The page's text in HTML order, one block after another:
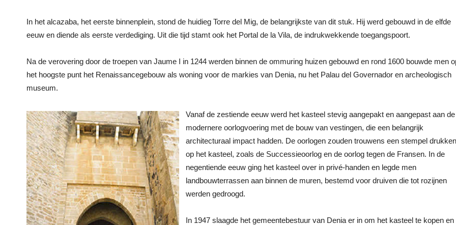
In het alcazaba, het eerste binnenplein, stond de huidieg Torre del Mig, de belangrijkste van dit stuk. Hij werd gebouwd in de elfde
eeuw en diende als eerste verdediging. Uit die tijd stamt ook het Portal de la Vila, de indrukwekkende toegangspoort.
Na de verovering door de troepen van Jaume I in 1244 werden binnen de ommuring huizen gebouwd en rond 1600 bouwde men
het hoogste punt het Renaissancegebouw als woning voor de markies van Denia, nu het Palau del Governador en archeologisch
museum.
Vanaf de zestiende eeuw werd het kasteel stevig aangepakt en aangepast aan de
modernere oorlogvoering met de bouw van vestingen, die een belangrijk
architecturaal impact hadden. De oorlogen zouden trouwens een stempel drukken
op het kasteel, zoals de Successieoorlog en de oorlog tegen de Fransen. In de
negentiende eeuw ging het kasteel over in privé-handen en legde men
landbouwterrassen aan binnen de muren, bestemd voor druiven die tot rozijnen
werden gedroogd.
In 1947 slaagde het gemeentebestuur van Denia er in om het kasteel te kopen en